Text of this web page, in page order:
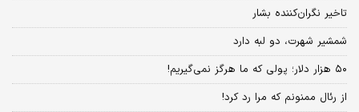
تاخیر نگران‌کننده بشار
شمشیر شهرت، دو لبه دارد
۵۰ هزار دلار؛ پولی که ما هرگز نمی‌گیریم!
از رئال ‌ممنونم که مرا رد کرد!